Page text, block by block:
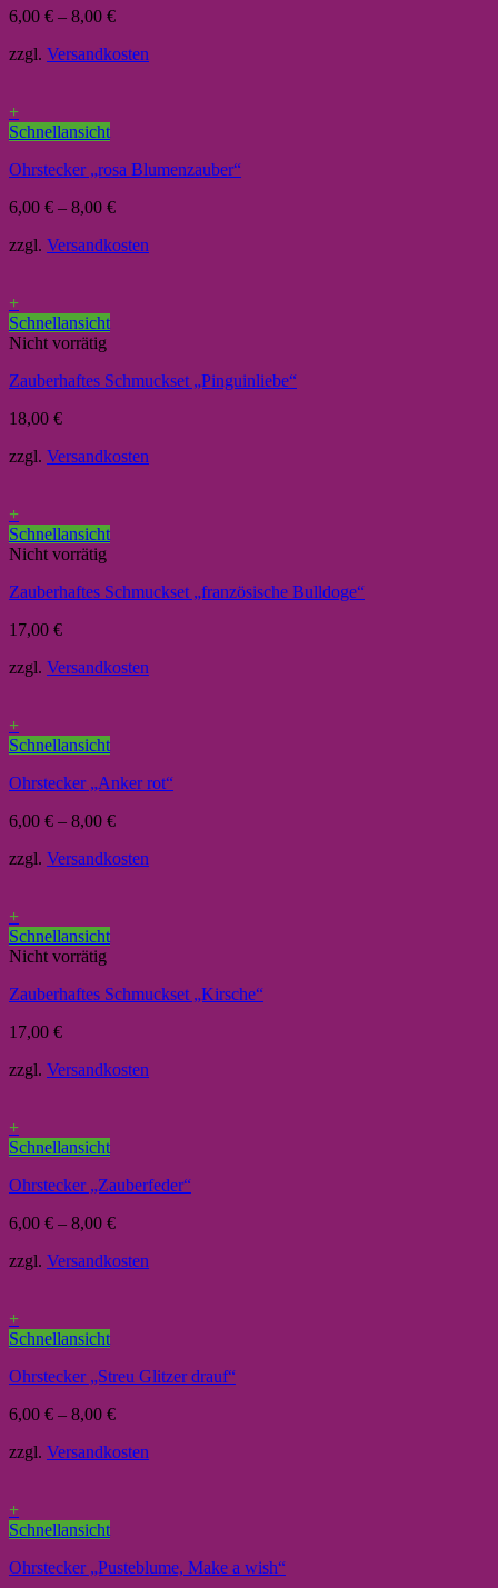
6,00 € – 8,00 €
zzgl. Versandkosten
+
Schnellansicht
Ohrstecker „rosa Blumenzauber“
6,00 € – 8,00 €
zzgl. Versandkosten
+
Schnellansicht
Nicht vorrätig
Zauberhaftes Schmuckset „Pinguinliebe“
18,00 €
zzgl. Versandkosten
+
Schnellansicht
Nicht vorrätig
Zauberhaftes Schmuckset „französische Bulldoge“
17,00 €
zzgl. Versandkosten
+
Schnellansicht
Ohrstecker „Anker rot“
6,00 € – 8,00 €
zzgl. Versandkosten
+
Schnellansicht
Nicht vorrätig
Zauberhaftes Schmuckset „Kirsche“
17,00 €
zzgl. Versandkosten
+
Schnellansicht
Ohrstecker „Zauberfeder“
6,00 € – 8,00 €
zzgl. Versandkosten
+
Schnellansicht
Ohrstecker „Streu Glitzer drauf“
6,00 € – 8,00 €
zzgl. Versandkosten
+
Schnellansicht
Ohrstecker „Pusteblume, Make a wish“